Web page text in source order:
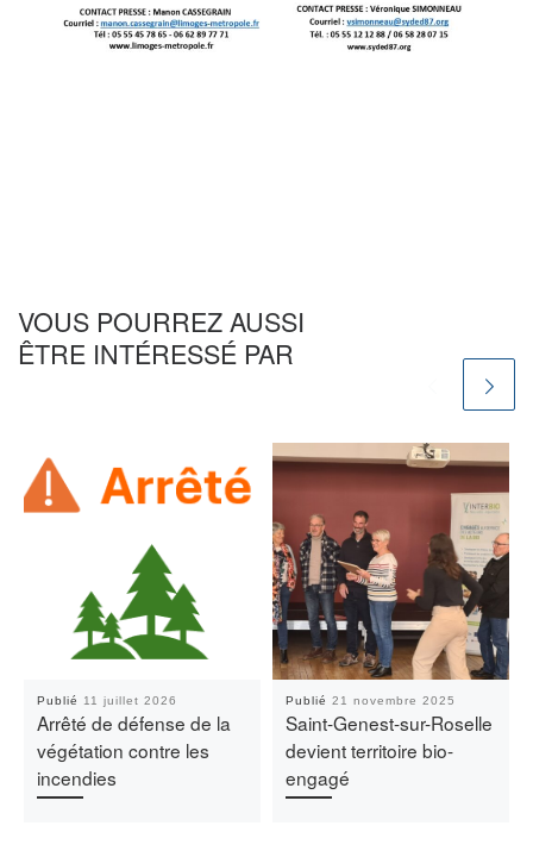
VOUS POURREZ AUSSI
ÊTRE INTÉRESSÉ PAR
Publié 11 juillet 2026
Arrêté de défense de la
végétation contre les
incendies
Publié21 novembre 2025
Saint-Genest-sur-Roselle
devient territoire bio-
engagé